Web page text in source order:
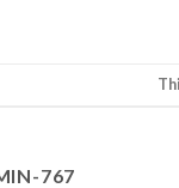
767